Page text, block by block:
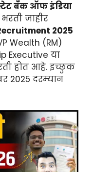
बँक ऑफ इंडिया
जाहीर
2025
Wealth (RM)
Executive या
होत आहे. इच्छुक
2025 दरम्यान